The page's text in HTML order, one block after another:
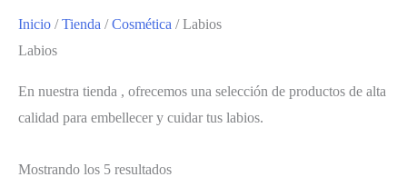
Inicio /Tienda /Cosmética / Labios
Labios
En nuestra tienda , ofrecemos una selección de productos de alta
calidad para embellecer y cuidar tus labios.
Mostrando los 5 resultadosOrdenado